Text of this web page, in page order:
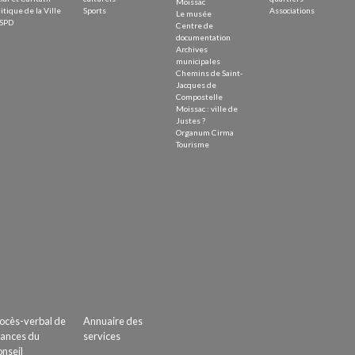
de la Ville
Sports
Le musée
Centre de
documentation
Archives
municipales
Chemins de Saint-
Jacques de
Compostelle
Moissac : ville de
Justes ?
Organum Cirma
Tourisme
Associations
verbal de
du
Annuaire des
services